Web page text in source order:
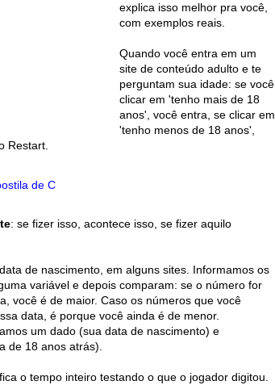
explica isso melhor pra você,
com exemplos reais.
Quando você entra em um
site de conteúdo adulto e te
perguntam sua idade: se você
clicar em 'tenho mais de 18
anos', você entra, se clicar em
'tenho menos de 18 anos',
Restart.
de C
: se fizer isso, acontece isso, se fizer aquilo
de nascimento, em alguns sites. Informamos os
variável e depois comparam: se o número for
você é de maior. Caso os números que você
data, é porque você ainda é de menor.
um dado (sua data de nascimento) e
de 18 anos atrás).
o tempo inteiro testando o que o jogador digitou.